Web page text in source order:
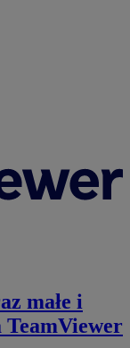
małe i
TeamViewer